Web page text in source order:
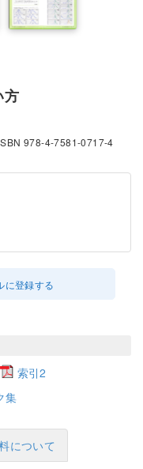
方
978-4-7581-0717-4
に登録する
索引2
集
について